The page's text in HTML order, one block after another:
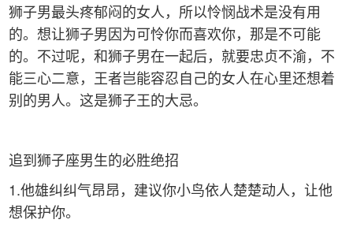
狮子男最头疼郁闷的女人，所以怜悯战术是没有用
的。想让狮子男因为可怜你而喜欢你，那是不可能
的。不过呢，和狮子男在一起后，就要忠贞不渝，不
能三心二意，王者岂能容忍自己的女人在心里还想着
别的男人。这是狮子王的大忌。
追到狮子座男生的必胜绝招
1.他雄纠纠气昂昂，建议你小鸟依人楚楚动人，让他
想保护你。